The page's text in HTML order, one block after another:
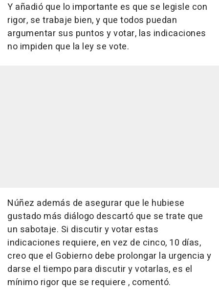
Y añadió que lo importante es que se legisle con
rigor, se trabaje bien, y que todos puedan
argumentar sus puntos y votar, las indicaciones
no impiden que la ley se vote.
Núñez además de asegurar que le hubiese
gustado más diálogo descartó que se trate que
un sabotaje. Si discutir y votar estas
indicaciones requiere, en vez de cinco, 10 días,
creo que el Gobierno debe prolongar la urgencia y
darse el tiempo para discutir y votarlas, es el
mínimo rigor que se requiere , comentó.